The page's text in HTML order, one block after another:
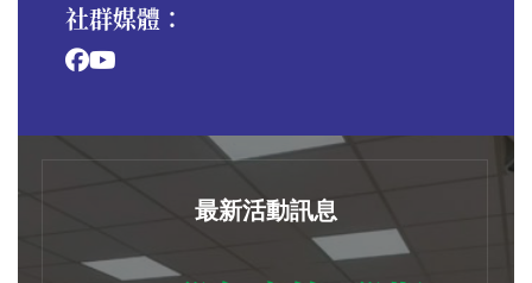
社群媒體：
最新活動訊息